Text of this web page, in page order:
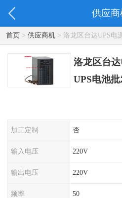
供应商
首页> 供应商机> 洛龙区台达UPS电
后响应迅速及时
洛龙区台
UPS电池
加工定制 否
输入电压 220V
输出电压 220V
频率 50